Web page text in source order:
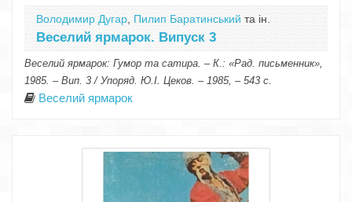
Володимир Дугар Пилип Баратинський та ін.
Веселий ярмарок. Випуск 3
Веселий ярмарок: Гумор та сатира. – К.: «Рад. письменник»,
1985. – Вип. 3 / Упоряд. Ю.І. Цеков. – 1985, – 543 с.
Веселий ярмарок